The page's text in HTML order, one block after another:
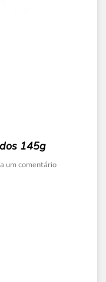
145g
um comentário